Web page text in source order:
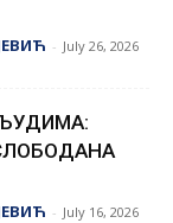
- July 26, 2026
- July 16, 2026